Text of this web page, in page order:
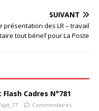
SUIVANT
présentation des LR – travail
tout bénef pour La Poste
Cadres N°781
Commentaires